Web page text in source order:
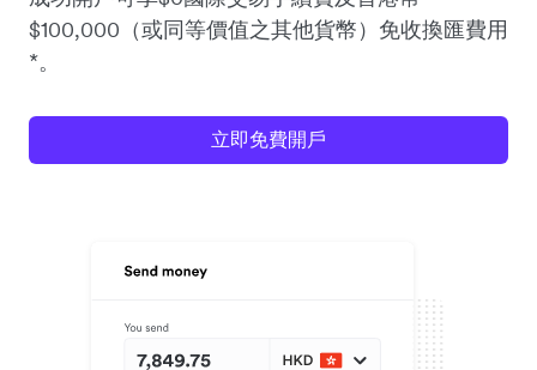
$100,000（或同等價值之其他貨幣）免收換匯費用
*。
立即免費開戶